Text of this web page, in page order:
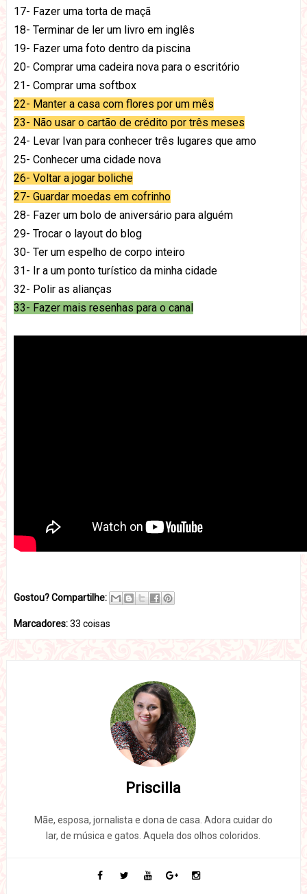
17- Fazer uma torta de maçã
18- Terminar de ler um livro em inglês
19- Fazer uma foto dentro da piscina
20- Comprar uma cadeira nova para o escritório
21- Comprar uma softbox
22- Manter a casa com flores por um mês
23- Não usar o cartão de crédito por três meses
24- Levar Ivan para conhecer três lugares que amo
25- Conhecer uma cidade nova
26- Voltar a jogar boliche
27- Guardar moedas em cofrinho
28- Fazer um bolo de aniversário para alguém
29- Trocar o layout do blog
30- Ter um espelho de corpo inteiro
31- Ir a um ponto turístico da minha cidade
32- Polir as alianças
33- Fazer mais resenhas para o canal
Gostou? Compartilhe:
Marcadores:33 coisas
Priscilla
Mãe, esposa, jornalista e dona de casa. Adora cuidar do
lar, de música e gatos. Aquela dos olhos coloridos.